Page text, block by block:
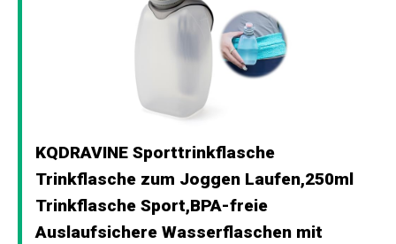
KQDRAVINE Sporttrinkflasche
Trinkflasche zum Joggen Laufen,250ml
Trinkflasche Sport,BPA-freie
Auslaufsichere Wasserflaschen mit